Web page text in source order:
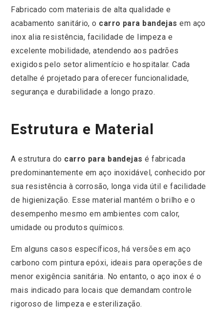
Fabricado com materiais de alta qualidade e
acabamento sanitário, o carro para bandejas em aço
inox alia resistência, facilidade de limpeza e
excelente mobilidade, atendendo aos padrões
exigidos pelo setor alimentício e hospitalar. Cada
detalhe é projetado para oferecer funcionalidade,
segurança e durabilidade a longo prazo.
Estrutura e Material
A estrutura do carro para bandejas é fabricada
predominantemente em aço inoxidável, conhecido por
sua resistência à corrosão, longa vida útil e facilidade
de higienização. Esse material mantém o brilho e o
desempenho mesmo em ambientes com calor,
umidade ou produtos químicos.
Em alguns casos específicos, há versões em aço
carbono com pintura epóxi, ideais para operações de
menor exigência sanitária. No entanto, o aço inox é o
mais indicado para locais que demandam controle
rigoroso de limpeza e esterilização.